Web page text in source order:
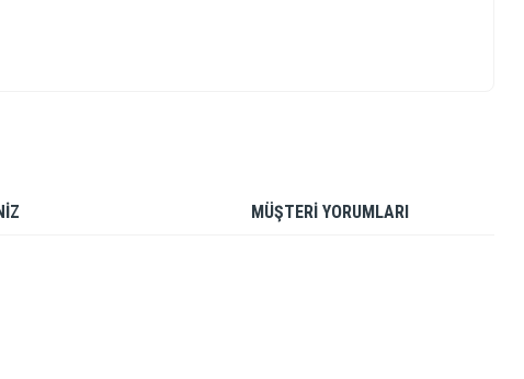
MÜŞTERİ YORUMLARI